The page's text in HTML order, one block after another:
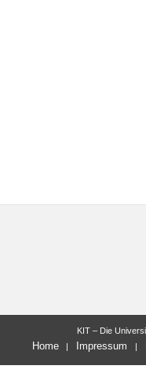
KIT – Die
Home Impressum